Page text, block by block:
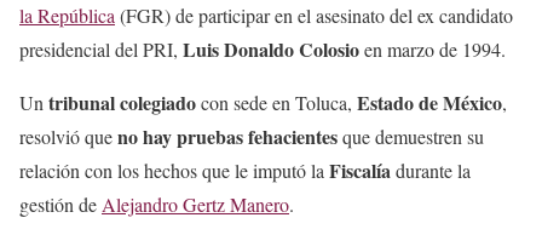
la República (FGR) de participar en el asesinato del ex candidato
presidencial del PRI, Luis Donaldo Colosioen marzo de 1994.
Un tribunal colegiadocon sede en Toluca, Estado de México,
resolvió queno hay pruebas fehacientesque demuestren su
relación con los hechos que le imputó la Fiscalíadurante la
gestión de Alejandro Gertz Manero.